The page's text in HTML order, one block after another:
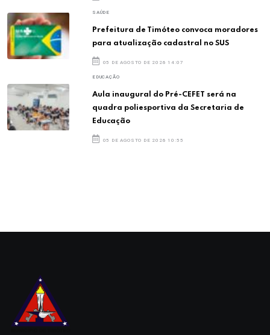
SAÚDE
Prefeitura de Timóteo convoca moradores
para atualização cadastral no SUS
05 DE AGOSTO DE 2026 14:07
EDUCAÇÃO
Aula inaugural do Pré-CEFET será na
quadra poliesportiva da Secretaria de
Educação
05 DE AGOSTO DE 2026 10:55